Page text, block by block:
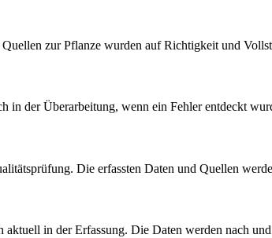
zur Pflanze wurden auf Richtigkeit und
in der Überarbeitung, wenn ein Fehler entdeckt
Die erfassten Daten und Quellen
aktuell in der Erfassung. Die Daten werden nach